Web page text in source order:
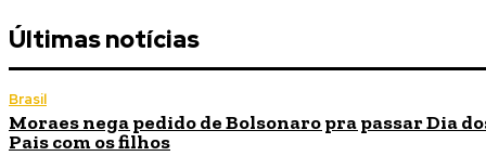
Últimas notícias
Brasil
Moraes nega pedido de Bolsonaro pra passar Dia
Pais com os filhos